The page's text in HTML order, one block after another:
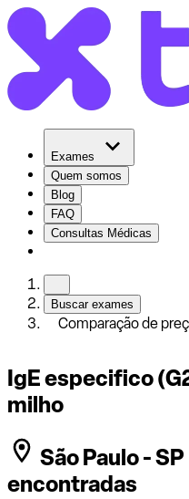
Exames
Quem somos
Blog
FAQ
Consultas Médicas
Buscar exames
Comparação de
IgE especifico
milho
São Paulo - SP
encontradas